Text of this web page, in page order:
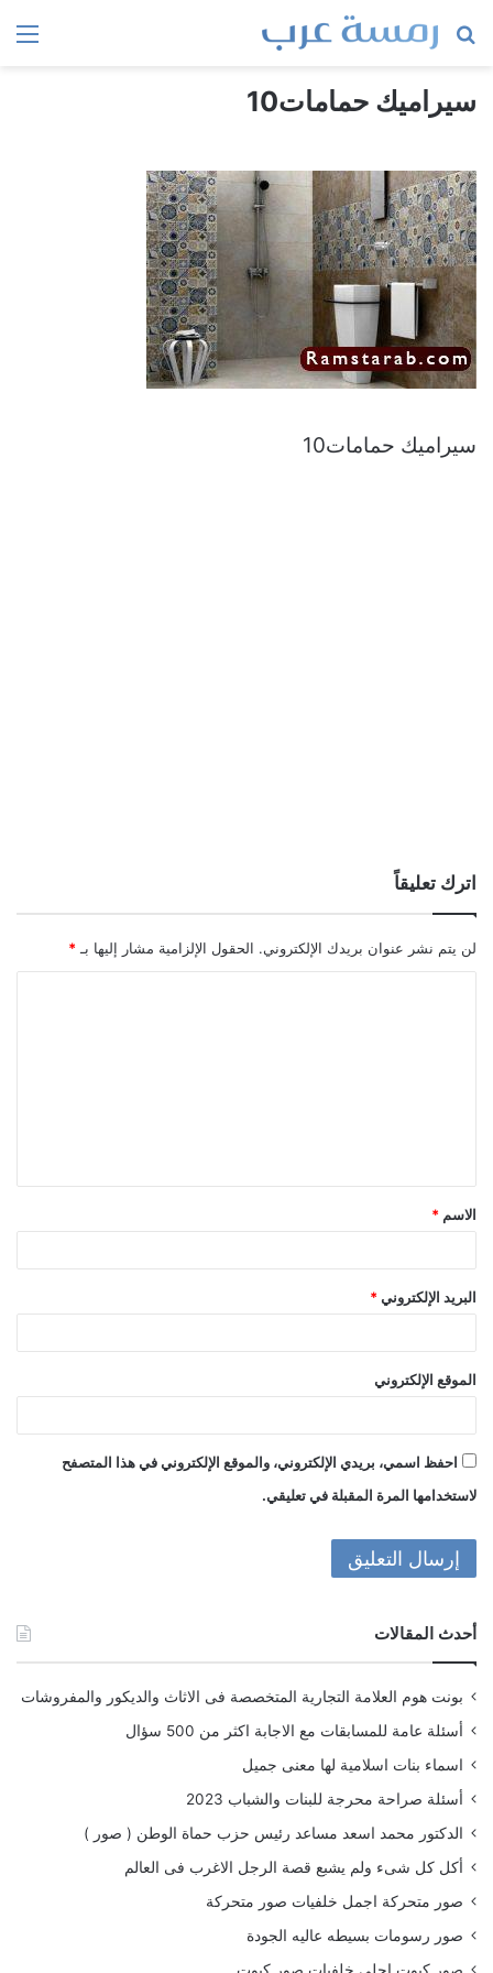
بحث
سيراميك حمامات10
سيراميك حمامات10
اترك تعليقاً
لن يتم نشر عنوان بريدك الإلكتروني. الحقول الإلزامية مشار إليها بـ *
ق
*
الاسم *
البريد الإلكتروني *
الموقع الإلكتروني
احفظ اسمي، بريدي الإلكتروني، والموقع الإلكتروني في هذا المتصفح
لاستخدامها المرة المقبلة في تعليقي.
أحدث المقالات
بونت هوم العلامة التجارية المتخصصة فى الاثاث والديكور والمفروشات
أسئلة عامة للمسابقات مع الاجابة اكثر من 500 سؤال
اسماء بنات اسلامية لها معنى جميل
أسئلة صراحة محرجة للبنات والشباب 2023
الدكتور محمد اسعد مساعد رئيس حزب حماة الوطن ( صور )
أكل كل شىء ولم يشبع قصة الرجل الاغرب فى العالم
صور متحركة اجمل خلفيات صور متحركة
صور رسومات بسيطه عاليه الجودة